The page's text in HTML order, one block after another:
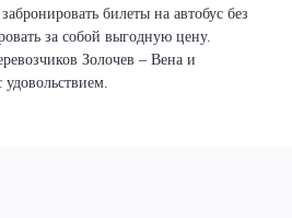
билеты на автобус без
за собой выгодную цену.
Золочев – Вена и